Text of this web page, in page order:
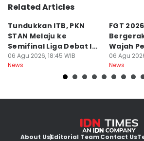
Related Articles
Tundukkan ITB, PKN
STAN Melaju ke
Semifinal Liga Debat IDN
Times 2026
06 Agu 2026, 18:45 WIB
News
FGT
Wajah
06 Agu
News
About UsEditorial TeamContact Us